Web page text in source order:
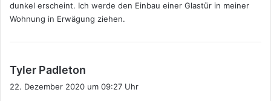
dunkel erscheint. Ich werde den Einbau einer Glastür in meiner
Wohnung in Erwägung ziehen.
Tyler Padleton
22. Dezember 2020 um 09:27 Uhr